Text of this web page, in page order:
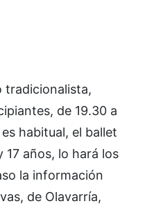
tradicionalista,
de 19.30 a
habitual, el ballet
años, lo hará los
la información
de Olavarría,